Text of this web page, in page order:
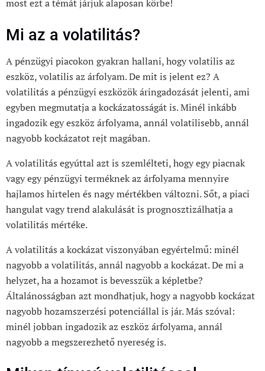
most ezt a témát járjuk alaposan körbe!
Mi az a volatilitás?
A pénzügyi piacokon gyakran hallani, hogy volatilis az
eszköz, volatilis az árfolyam. De mit is jelent ez? A
volatilitás a pénzügyi eszközök áringadozását jelenti, ami
egyben megmutatja a kockázatosságát is. Minél inkább
ingadozik egy eszköz árfolyama, annál volatilisebb, annál
nagyobb kockázatot rejt magában.
A volatilitás egyúttal azt is szemlélteti, hogy egy piacnak
vagy egy pénzügyi terméknek az árfolyama mennyire
hajlamos hirtelen és nagy mértékben változni. Sőt, a piaci
hangulat vagy trend alakulását is prognosztizálhatja a
volatilitás mértéke.
A volatilitás a kockázat viszonyában egyértelmű: minél
nagyobb a volatilitás, annál nagyobb a kockázat. De mi a
helyzet, ha a hozamot is bevesszük a képletbe?
Általánosságban azt mondhatjuk, hogy a nagyobb kockázat
nagyobb hozamszerzési potenciállal is jár. Más szóval:
minél jobban ingadozik az eszköz árfolyama, annál
nagyobb a megszerezhető nyereség is.